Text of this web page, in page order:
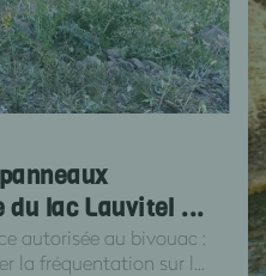
lac Lauvitel ...
autorisée au bivouac :
la fréquentation sur l...